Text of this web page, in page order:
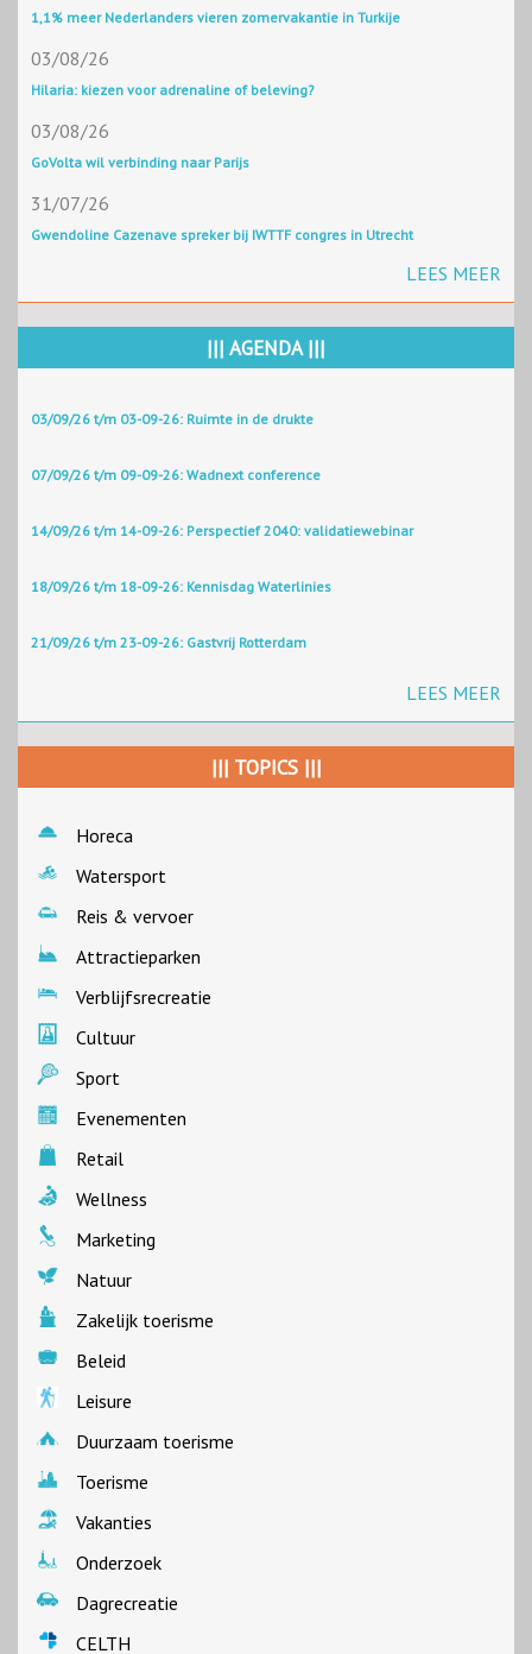
1,1% meer Nederlanders vieren zomervakantie in Turkije
03/08/26
Hilaria: kiezen voor adrenaline of beleving?
03/08/26
GoVolta wil verbinding naar Parijs
31/07/26
Gwendoline Cazenave spreker bij IWTTF congres in Utrecht
LEES MEER
||| AGENDA |||
03/09/26 t/m 03-09-26: Ruimte in de drukte
07/09/26 t/m 09-09-26: Wadnext conference
14/09/26 t/m 14-09-26: Perspectief 2040: validatiewebinar
18/09/26 t/m 18-09-26: Kennisdag Waterlinies
21/09/26 t/m 23-09-26: Gastvrij Rotterdam
LEES MEER
||| TOPICS |||
Horeca
Watersport
Reis & vervoer
Attractieparken
Verblijfsrecreatie
Cultuur
Sport
Evenementen
Retail
Wellness
Marketing
Natuur
Zakelijk toerisme
Beleid
Leisure
Duurzaam toerisme
Toerisme
Vakanties
Onderzoek
Dagrecreatie
CELTH